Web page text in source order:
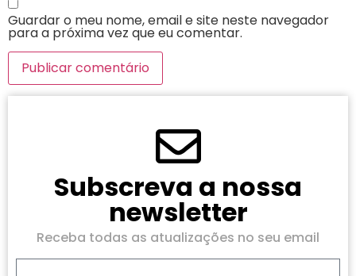
Guardar o meu nome, email e site neste navegador
para a próxima vez que eu comentar.
Subscreva a nossa
newsletter
Receba todas as atualizações no seu email